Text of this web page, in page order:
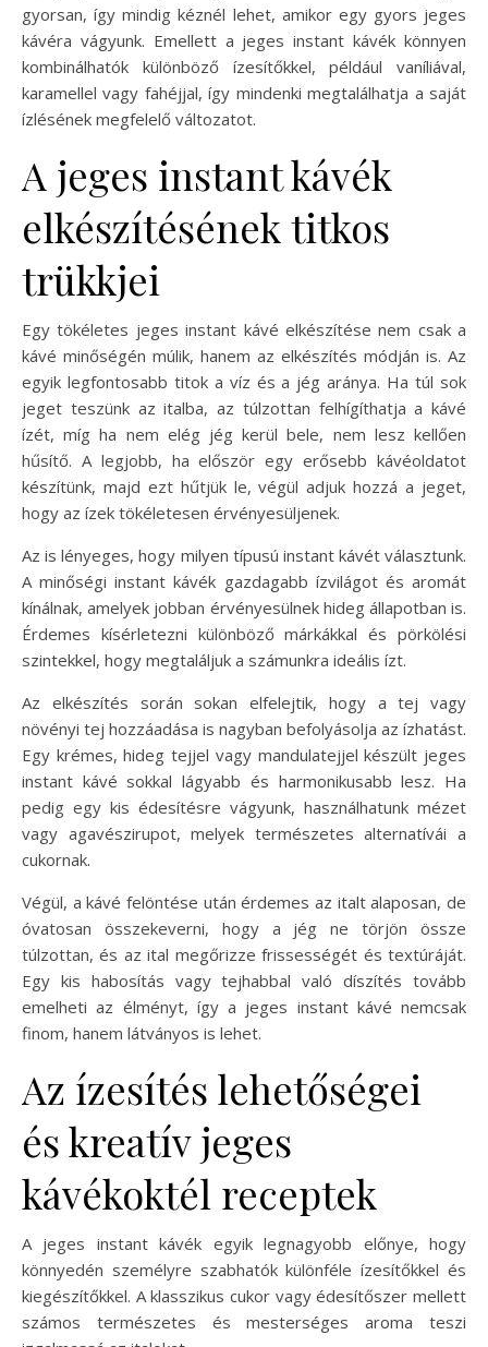
gyorsan, így mindig kéznél lehet, amikor egy gyors jeges
kávéra vágyunk. Emellett a jeges instant kávék könnyen
kombinálhatók különböző ízesítőkkel, például vaníliával,
karamellel vagy fahéjjal, így mindenki megtalálhatja a saját
ízlésének megfelelő változatot.
A jeges instant kávék
elkészítésének titkos
trükkjei
Egy tökéletes jeges instant kávé elkészítése nem csak a
kávé minőségén múlik, hanem az elkészítés módján is. Az
egyik legfontosabb titok a víz és a jég aránya. Ha túl sok
jeget teszünk az italba, az túlzottan felhígíthatja a kávé
ízét, míg ha nem elég jég kerül bele, nem lesz kellően
hűsítő. A legjobb, ha először egy erősebb kávéoldatot
készítünk, majd ezt hűtjük le, végül adjuk hozzá a jeget,
hogy az ízek tökéletesen érvényesüljenek.
Az is lényeges, hogy milyen típusú instant kávét választunk.
A minőségi instant kávék gazdagabb ízvilágot és aromát
kínálnak, amelyek jobban érvényesülnek hideg állapotban is.
Érdemes kísérletezni különböző márkákkal és pörkölési
szintekkel, hogy megtaláljuk a számunkra ideális ízt.
Az elkészítés során sokan elfelejtik, hogy a tej vagy
növényi tej hozzáadása is nagyban befolyásolja az ízhatást.
Egy krémes, hideg tejjel vagy mandulatejjel készült jeges
instant kávé sokkal lágyabb és harmonikusabb lesz. Ha
pedig egy kis édesítésre vágyunk, használhatunk mézet
vagy agavészirupot, melyek természetes alternatívái a
cukornak.
Végül, a kávé felöntése után érdemes az italt alaposan, de
óvatosan összekeverni, hogy a jég ne törjön össze
túlzottan, és az ital megőrizze frissességét és textúráját.
Egy kis habosítás vagy tejhabbal való díszítés tovább
emelheti az élményt, így a jeges instant kávé nemcsak
finom, hanem látványos is lehet.
Az ízesítés lehetőségei
és kreatív jeges
kávékoktél receptek
A jeges instant kávék egyik legnagyobb előnye, hogy
könnyedén személyre szabhatók különféle ízesítőkkel és
kiegészítőkkel. A klasszikus cukor vagy édesítőszer mellett
számos természetes és mesterséges aroma teszi